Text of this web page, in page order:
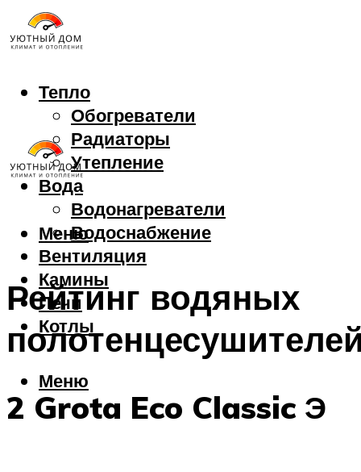
Тепло
Обогреватели
Радиаторы
Утепление
Вода
Водонагреватели
Водоснабжение
Вентиляция
Камины
Печи
Котлы
Меню
Меню
Рейтинг водяных
2 Grota Eco Classic Э